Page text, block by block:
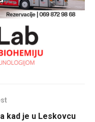
kad je u Leskovcu